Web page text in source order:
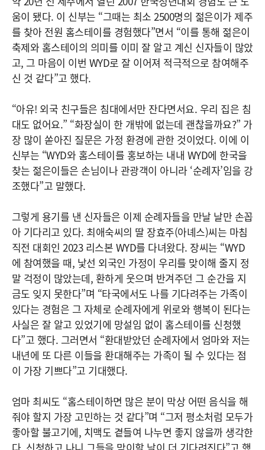
움이 됐다. 이 신부는 “그때는 최소 2500명의 젊은이가 제주
를 찾아 전원 홈스테이를 경험했다”면서 “이를 통해 젊은이
축제와 홈스테이의 의미를 이미 잘 알고 계신 신자들이 많았
고, 그 마음이 이번 WYD로 잘 이어져 적극적으로 참여해주
신 것 같다”고 했다.
“아유! 외국 친구들은 침대에서만 잔다면서요. 우리 집은 침
대도 없어요.” “화장실이 한 개밖에 없는데 괜찮을까요?” 가
장 많이 쏟아진 질문은 가정 환경에 관한 것이었다. 이에 이
신부는 “WYD와 홈스테이를 홍보하는 내내 WYD에 한국을
찾는 젊은이들은 손님이나 관광객이 아니라 ‘순례자’임을 강
조했다”고 말했다.
그렇게 용기를 낸 신자들은 이제 순례자들을 만날 날만 손꼽
아 기다리고 있다. 최애숙씨의 딸 장효주(아녜스)씨는 마침
직전 대회인 2023 리스본 WYD를 다녀왔다. 장씨는 “WYD
에 참여했을 때, 낯선 외국인 가정이 우리를 맞이해 줄지 정
말 걱정이 많았는데, 환하게 웃으며 반겨주던 그 순간을 지
금도 잊지 못한다”며 “타국에서도 나를 기다려주는 가족이
있다는 경험은 그 자체로 순례자에게 위로와 행복이 된다는
사실은 잘 알고 있었기에 망설임 없이 홈스테이를 신청했
다”고 했다. 그러면서 “환대받았던 순례자에서 엄마와 저는
내년에 또 다른 이들을 환대해주는 가족이 될 수 있다는 점
이 가장 기쁘다”고 기대했다.
엄마 최씨도 “홈스테이하면 많은 분이 막상 어떤 음식을 해
줘야 할지 가장 고민하는 것 같다”며 “그저 평소처럼 모두가
좋아할 불고기에, 치맥도 곁들여 나누면 좋지 않을까 생각한